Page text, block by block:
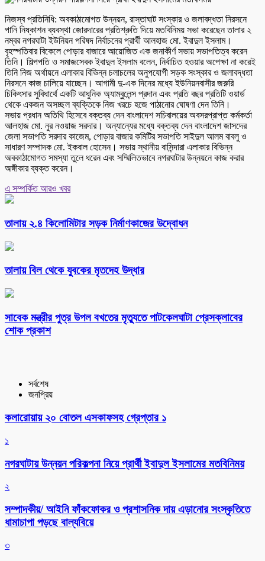
নিজস্ব প্রতিনিধি: অবকাঠামোগত উন্নয়ন, রাস্তাঘাট সংস্কার ও জলাবদ্ধতা নিরসনে
পানি নিষ্কাশন ব্যবস্থা জোরদারের প্রতিশ্রুতি দিয়ে মতবিনিময় সভা করেছেন তালার ২
নম্বর নগরঘাটা ইউনিয়ন পরিষদ নির্বাচনের প্রার্থী আলহাজ মো. ইবাদুল ইসলাম।
বৃহস্পতিবার বিকেলে পোড়ার বাজারে আয়োজিত এক জনাকীর্ণ সভায় সভাপতিত্ব করেন
তিনি। শিল্পপতি ও সমাজসেবক ইবাদুল ইসলাম বলেন, নির্বাচিত হওয়ার অপেক্ষা না করেই
তিনি নিজ অর্থায়নে এলাকার বিভিন্ন চলাচলের অনুপযোগী সড়ক সংস্কার ও জলাবদ্ধতা
নিরসনে কাজ চালিয়ে যাচ্ছেন। আগামী দু-এক দিনের মধ্যে ইউনিয়নবাসীর জরুরি
চিকিৎসার সুবিধার্থে একটি আধুনিক অ্যাম্বুলেন্স প্রদান এবং প্রতি বছর প্রতিটি ওয়ার্ড
থেকে একজন অসচ্ছল ব্যক্তিকে নিজ খরচে হজে পাঠানোর ঘোষণা দেন তিনি।
সভায় প্রধান অতিথি হিসেবে বক্তব্য দেন বাংলাদেশ সচিবালয়ের অবসরপ্রাপ্ত কর্মকর্তা
আলহাজ মো. নুর নওয়াজ সরদার। অন্যান্যের মধ্যে বক্তব্য দেন বাংলাদেশ জাসদের
জেলা সভাপতি সরদার কাজেম, পোড়ার বাজার কমিটির সভাপতি সাইদুল আলম বাবলু ও
সাধারণ সম্পাদক মো. ইকবাল হোসেন। সভায় স্থানীয় বাসিন্দারা এলাকার বিভিন্ন
অবকাঠামোগত সমস্যা তুলে ধরেন এবং সম্মিলিতভাবে নগরঘাটার উন্নয়নে কাজ করার
অঙ্গীকার ব্যক্ত করেন।
এ সম্পর্কিত আরও খবর
তালায় ২.৪ কিলোমিটার সড়ক নির্মাণকাজের উদ্বোধন
তালায় বিল থেকে যুবকের মৃতদেহ উদ্ধার
সাবেক মন্ত্রীর পুত্র উপল বখতের মৃত্যুতে পাটকেলঘাটা প্রেসক্লাবের
শোক প্রকাশ
সর্বশেষ
জনপ্রিয়
কলারোয়ায় ২০ বোতল এসকাফসহ গ্রেপ্তার ১
১
নগরঘাটায় উন্নয়ন পরিকল্পনা নিয়ে প্রার্থী ইবাদুল ইসলামের মতবিনিময়
২
সম্পাদকীয়/ আইনি ফাঁকফোকর ও প্রশাসনিক দায় এড়ানোর সংস্কৃতিতে
ধামাচাপা পড়ছে বাল্যবিয়ে
৩